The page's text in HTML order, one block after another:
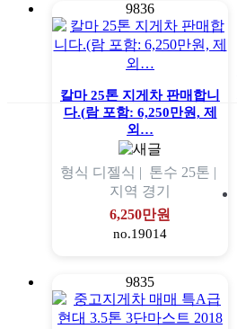
9836
칼마 25톤 지게차 판매합니
다.(람 포함: 6,250만원, 제
외…
형식 디젤식 | 톤수 25톤 |
지역 경기
6,250만원
no.19014
9835